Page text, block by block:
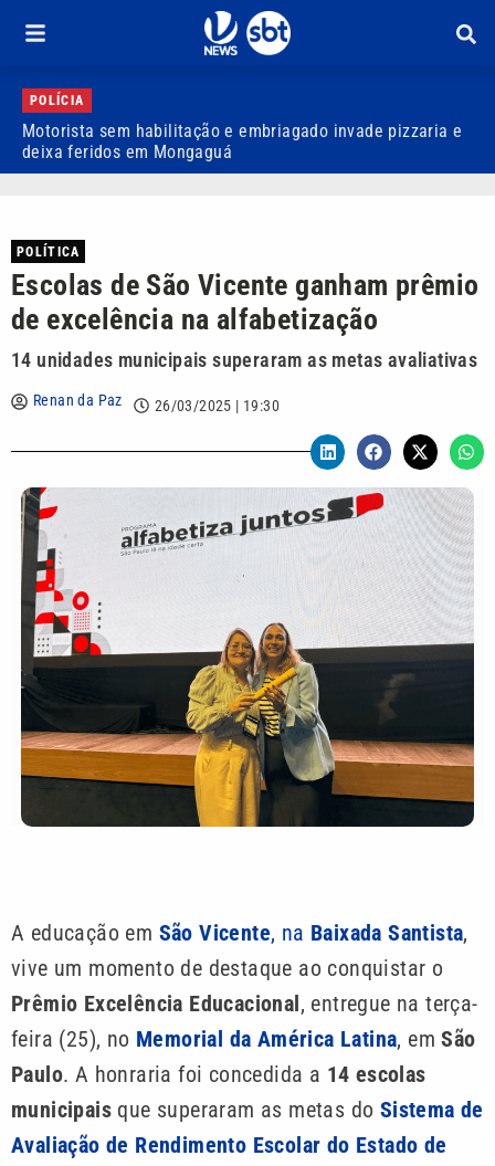
POLÍCIA
Motorista sem habilitação e embriagado invade pizzaria e
deixa feridos em Mongaguá
POLÍTICA
Escolas de São Vicente ganham prêmio
de excelência na alfabetização
14 unidades municipais superaram as metas avaliativas
Renan da Paz 26/03/2025 | 19:30
A educação em São Vicente, na Baixada Santista,
vive um momento de destaque ao conquistar o
Prêmio Excelência Educacional, entregue na terça-
feira (25), no Memorial da América Latina, emSão
Paulo. A honraria foi concedida a 14 escolas
municipais que superaram as metas do Sistema de
Avaliação de Rendimento Escolar do Estado de